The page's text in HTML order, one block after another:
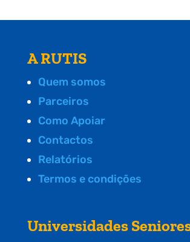
A RUTIS
Quem somos
Parceiros
Como Apoiar
Contactos
Relatórios
Termos e condições
Universidades